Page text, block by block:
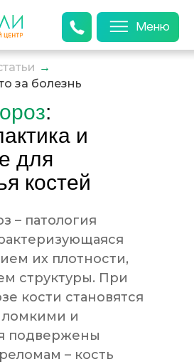
Меню
→
за болезнь
– патология
их плотности,
структуры. При
кости становятся
ломкими и
подвержены
– кость
:
и
для
костей